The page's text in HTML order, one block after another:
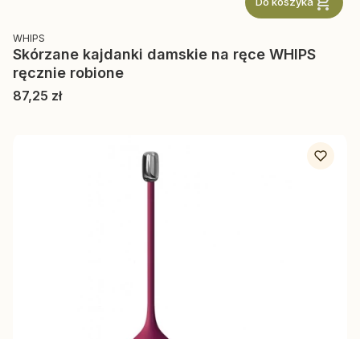
PRODUCENT
WHIPS
Skórzane kajdanki damskie na ręce WHIPS
ręcznie robione
Cena
87,25 zł